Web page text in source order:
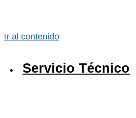
Ir al contenido
Servicio Técnico